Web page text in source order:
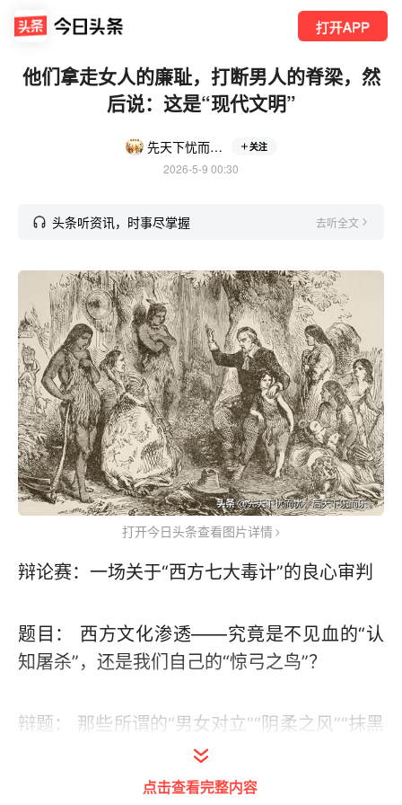
打开APP
他们拿走女人的廉耻，打断男人的脊梁，然
后说：这是“现代文明”
先天下忧而忧，后天下乐而乐。 关注
2026-5-9 00:30
头条听资讯，时事尽掌握 去听全文
打开今日头条查看图片详情
辩论赛：一场关于“西方七大毒计”的良心审判
题目： 西方文化渗透——究竟是不见血的“认
知屠杀”，还是我们自己的“惊弓之鸟”？
辩题： 那些所谓的“男女对立”“阴柔之风”“抹黑
中医”“丑化英烈”——到底是西方资本的蓄意毒
计，还是我们社会发展中自身的问题被误读成
点击查看完整内容